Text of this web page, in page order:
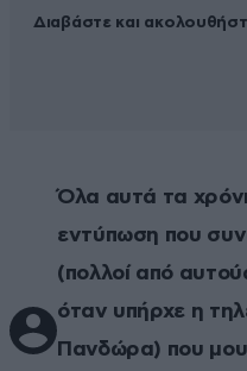
Διαβάστε και
Όλα αυτά τα
εντύπωση που
(πολλοί από
όταν υπήρχε η
Πανδώρα) που